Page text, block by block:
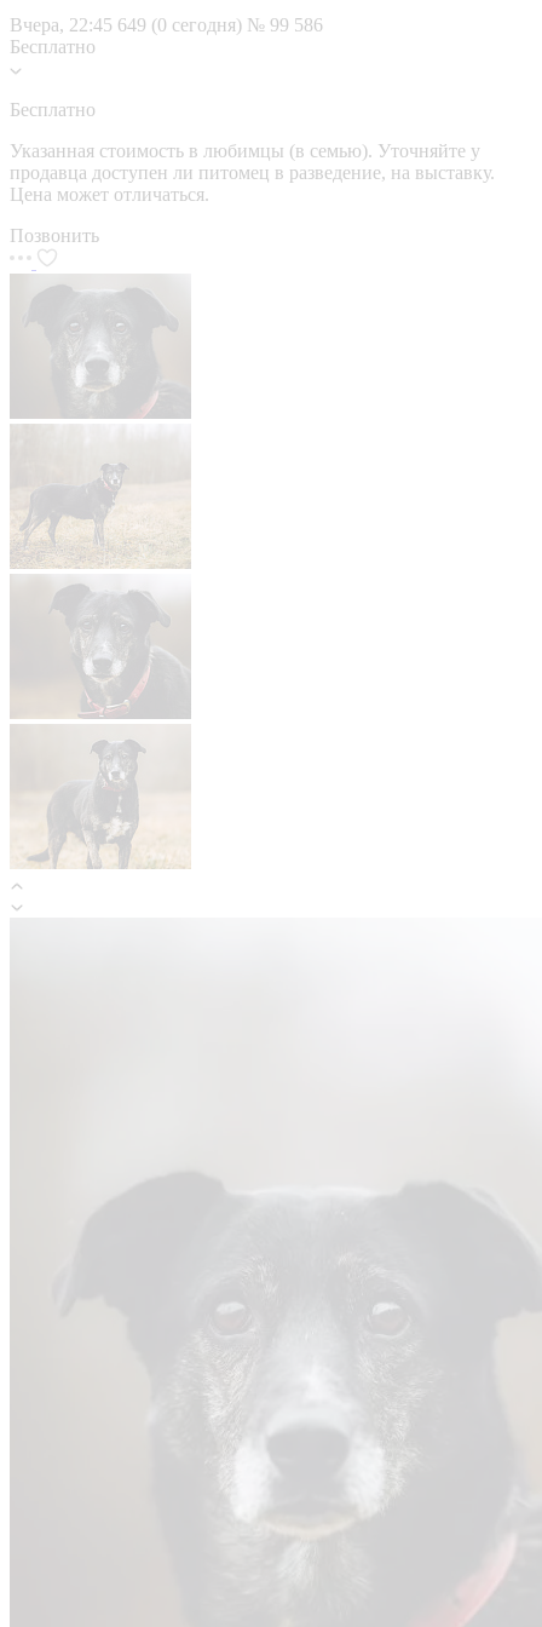
Вчера, 22:45 649 (0 сегодня) № 99 586
Бесплатно
Бесплатно
Указанная стоимость в любимцы (в семью). Уточняйте у
продавца доступен ли питомец в разведение, на выставку.
Цена может отличаться.
Позвонить